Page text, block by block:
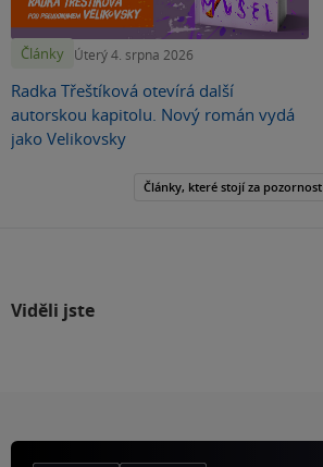
Články Úterý 4. srpna 2026
Radka Třeštíková otevírá další
autorskou kapitolu. Nový román vydá
jako Velikovsky
Články, které stojí za pozornost
Viděli jste